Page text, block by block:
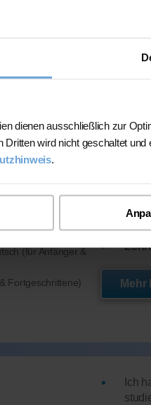
dienen ausschließlich zur
Dritten wird nicht geschaltet
.
Ich
Mehr
(für Anfänger &
Fortgeschrittene)
Ich